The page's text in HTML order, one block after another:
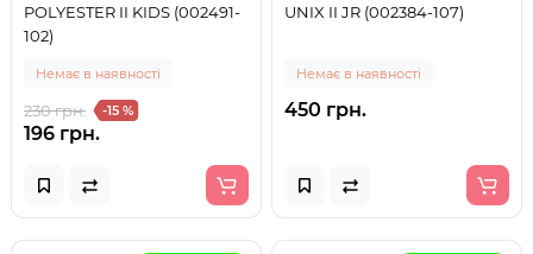
POLYESTER II KIDS (002491-
102)
Немає в наявності
230 грн. -15 %
196 грн.
UNIX II JR (002384-107)
Немає в наявності
450 грн.